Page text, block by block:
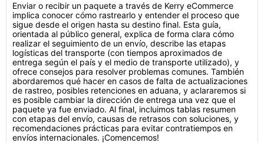
Enviar o recibir un paquete a través de Kerry eCommerce
implica conocer cómo rastrearlo y entender el proceso que
sigue desde el origen hasta su destino final. Esta guía,
orientada al público general, explica de forma clara cómo
realizar el seguimiento de un envío, describe las etapas
logísticas del transporte (con tiempos aproximados de
entrega según el país y el medio de transporte utilizado), y
ofrece consejos para resolver problemas comunes. También
abordaremos qué hacer en casos de falta de actualizaciones
de rastreo, posibles retenciones en aduana, y aclararemos si
es posible cambiar la dirección de entrega una vez que el
paquete ya fue enviado. Al final, incluimos tablas resumen
con etapas del envío, causas de retrasos con soluciones, y
recomendaciones prácticas para evitar contratiempos en
envíos internacionales. ¡Comencemos!